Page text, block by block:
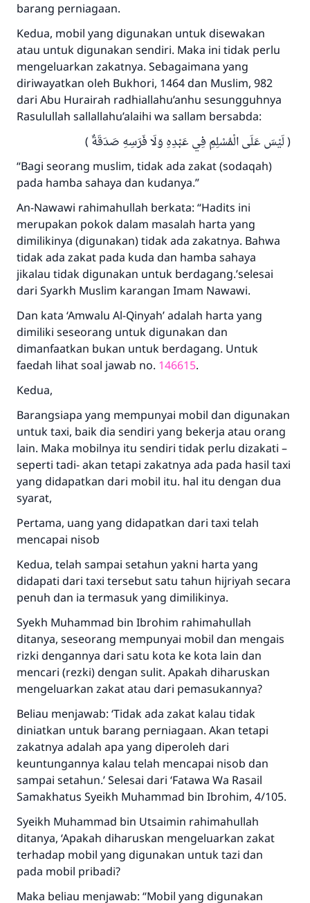
barang perniagaan.
Kedua, mobil yang digunakan untuk disewakan
atau untuk digunakan sendiri. Maka ini tidak perlu
mengeluarkan zakatnya. Sebagaimana yang
diriwayatkan oleh Bukhori, 1464 dan Muslim, 982
dari Abu Hurairah radhiallahu’anhu sesungguhnya
Rasulullah sallallahu’alaihi wa sallam bersabda:
( لَيْسَ عَلَى الْمُسْلِمِ فِي عَبْدِهِ وَلَا فَرَسِهِ صَدَقَةٌ )
“Bagi seorang muslim, tidak ada zakat (sodaqah)
pada hamba sahaya dan kudanya.”
An-Nawawi rahimahullah berkata: “Hadits ini
merupakan pokok dalam masalah harta yang
dimilikinya (digunakan) tidak ada zakatnya. Bahwa
tidak ada zakat pada kuda dan hamba sahaya
jikalau tidak digunakan untuk berdagang.’selesai
dari Syarkh Muslim karangan Imam Nawawi.
Dan kata ‘Amwalu Al-Qinyah’ adalah harta yang
dimiliki seseorang untuk digunakan dan
dimanfaatkan bukan untuk berdagang. Untuk
faedah lihat soal jawab no. 146615.
Kedua,
Barangsiapa yang mempunyai mobil dan digunakan
untuk taxi, baik dia sendiri yang bekerja atau orang
lain. Maka mobilnya itu sendiri tidak perlu dizakati –
seperti tadi- akan tetapi zakatnya ada pada hasil taxi
yang didapatkan dari mobil itu. hal itu dengan dua
syarat,
Pertama, uang yang didapatkan dari taxi telah
mencapai nisob
Kedua, telah sampai setahun yakni harta yang
didapati dari taxi tersebut satu tahun hijriyah secara
penuh dan ia termasuk yang dimilikinya.
Syekh Muhammad bin Ibrohim rahimahullah
ditanya, seseorang mempunyai mobil dan mengais
rizki dengannya dari satu kota ke kota lain dan
mencari (rezki) dengan sulit. Apakah diharuskan
mengeluarkan zakat atau dari pemasukannya?
Beliau menjawab: ‘Tidak ada zakat kalau tidak
diniatkan untuk barang perniagaan. Akan tetapi
zakatnya adalah apa yang diperoleh dari
keuntungannya kalau telah mencapai nisob dan
sampai setahun.’ Selesai dari ‘Fatawa Wa Rasail
Samakhatus Syeikh Muhammad bin Ibrohim, 4/105.
Syeikh Muhammad bin Utsaimin rahimahullah
ditanya, ‘Apakah diharuskan mengeluarkan zakat
terhadap mobil yang digunakan untuk tazi dan
pada mobil pribadi?
Maka beliau menjawab: “Mobil yang digunakan
menyelamatkan pernikahan.
Bantu kami dalam memberikan jawaban untuk umat
Rasulullah ﷺ bersabda
"Siapa yang menunjukkan suatu kebaikan,
meka dia akan mendapatkan pahala yang
sama dengan orang yang melakukannya"
MUSLIM, 1893
Saham